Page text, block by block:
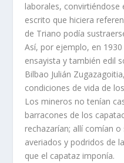
laborales, convirtiéndose
escrito que hiciera
de Triano podí­a
Así­, por ejemplo, en
ensayista y también edil
Bilbao Julián
condiciones de vida de
Los mineros no tení­an
barracones de los
rechazarí­an; allí­ comí­an
averiados y podridos de
que el capataz imponí­a.